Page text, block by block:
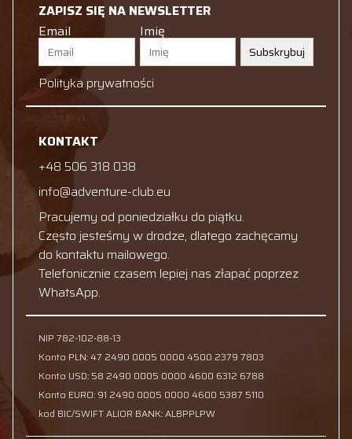
ZAPISZ SIĘ NA NEWSLETTER
Email
Imię
Subskrybuj
Polityka prywatności
KONTAKT
+48 506 318 038
info@adventure-club.eu
Pracujemy od poniedziałku do piątku.
Często jesteśmy w drodze, dlatego zachęcamy
do kontaktu mailowego.
Telefonicznie czasem lepiej nas złapać poprzez
WhatsApp.
NIP 782-102-88-13
Konto PLN: 47 2490 0005 0000 4500 2379 7803
Konto USD: 58 2490 0005 0000 4600 6312 6788
Konto EURO: 91 2490 0005 0000 4600 5387 5110
kod BIC/SWIFT ALIOR BANK: ALBPPLPW